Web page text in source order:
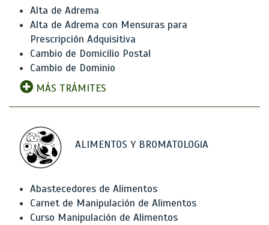
Alta de Adrema
Alta de Adrema con Mensuras para
Prescripción Adquisitiva
Cambio de Domicilio Postal
Cambio de Dominio
MÁS TRÁMITES
ALIMENTOS Y BROMATOLOGíA
Abastecedores de Alimentos
Carnet de Manipulación de Alimentos
Curso Manipulación de Alimentos